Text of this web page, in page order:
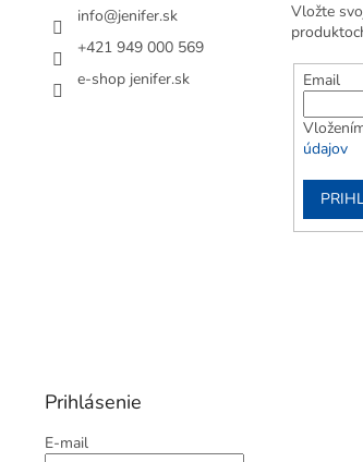
info@jenifer.sk
+421 949 000 569
e-shop jenifer.sk
Vložte
Email
údajov
Prihlásenie
E-mail